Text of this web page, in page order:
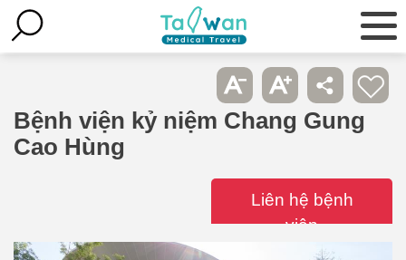
Bệnh viện kỷ niệm Chang Gung
Cao Hùng
Liên hệ bệnh
viện